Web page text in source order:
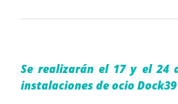
Se realizarán el 17 y el 24
instalaciones de ocio